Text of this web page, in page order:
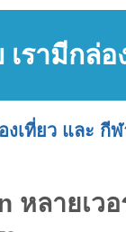
รามีกล่
งเที่ยว และ กี
หลายเว